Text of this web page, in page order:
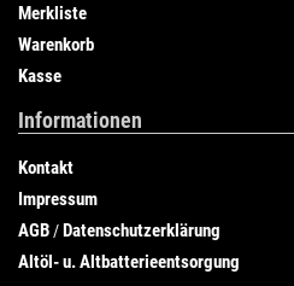
Merkliste
Warenkorb
Kasse
Informationen
Kontakt
Impressum
AGB /Datenschutzerklärung
Altöl- u. Altbatterieentsorgung